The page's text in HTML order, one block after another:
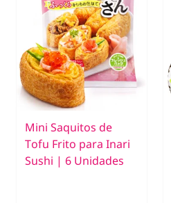
Mini Saquitos de
Tofu Frito para Inari
Sushi | 6 Unidades